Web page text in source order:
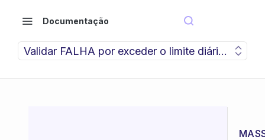
Documentação
Validar FALHA por exceder o limite diário